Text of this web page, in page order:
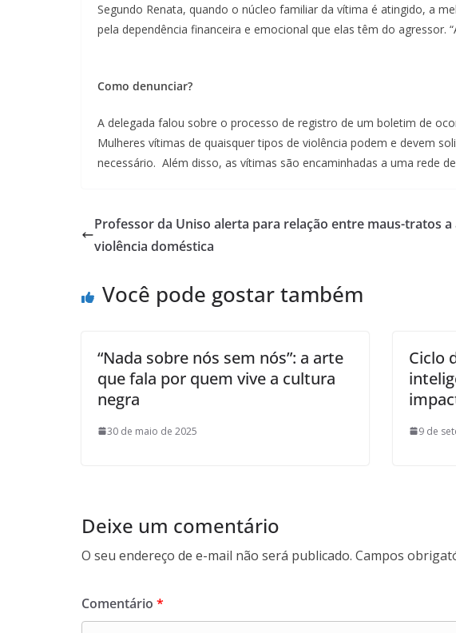
Segundo Renata, quando o núcleo familiar da vítima é atingido, a
pela dependência financeira e emocional que elas têm do
Como denunciar?
A delegada falou sobre o processo de registro de um boletim de
Mulheres vítimas de quaisquer tipos de violência podem e devem
necessário. Além disso, as vítimas são encaminhadas a uma rede
Professor da Uniso alerta para relação entre maus-tratos a
violência doméstica
Você pode gostar também
“Nada sobre nós sem nós”: a arte
que fala por quem vive a cultura
negra
30 de maio de 2025
Ciclo
9 de
Deixe um comentário
O seu endereço de e-mail não será publicado. Campos
Comentário *